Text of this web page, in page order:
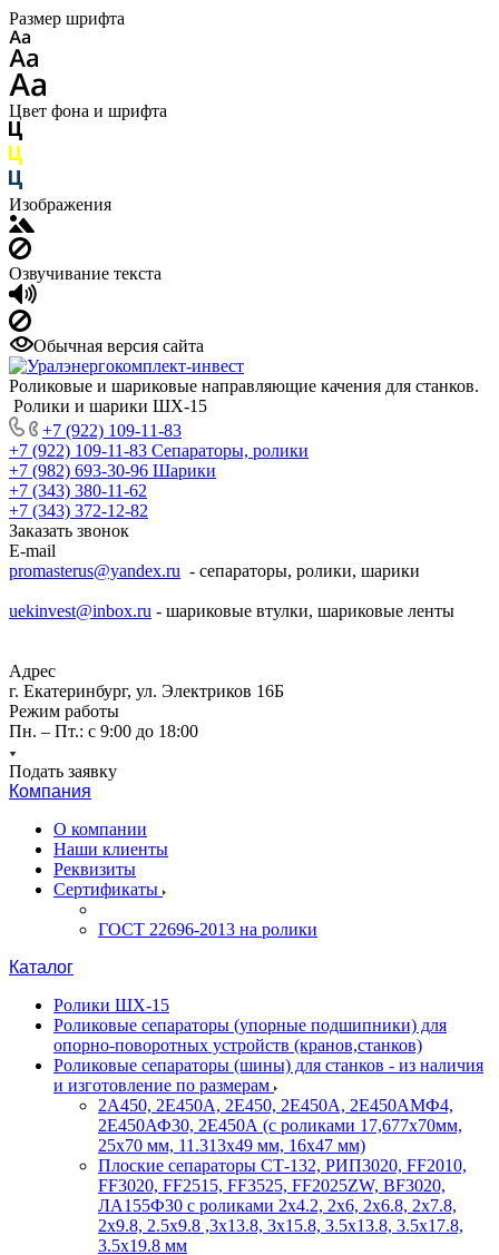
Размер шрифта
Цвет фона и шрифта
Изображения
Озвучивание текста
Обычная версия сайта
Роликовые и шариковые направляющие качения для станков.
Ролики и шарики ШХ-15
+7 (922) 109-11-83
+7 (922) 109-11-83 Сепараторы, ролики
+7 (982) 693-30-96 Шарики
+7 (343) 380-11-62
+7 (343) 372-12-82
Заказать звонок
E-mail
promasterus@yandex.ru - сепараторы, ролики, шарики
uekinvest@inbox.ru - шариковые втулки, шариковые ленты
Адрес
г. Екатеринбург, ул. Электриков 16Б
Режим работы
Пн. – Пт.: с 9:00 до 18:00
Подать заявку
Компания
О компании
Наши клиенты
Реквизиты
Сертификаты
ГОСТ 22696-2013 на ролики
Каталог
Ролики ШХ-15
Роликовые сепараторы (упорные подшипники) для
опорно-поворотных устройств (кранов,станков)
Роликовые сепараторы (шины) для станков - из наличия
и изготовление по размерам
2А450, 2Е450А, 2Е450, 2Е450А, 2Е450АМФ4,
2Е450АФ30, 2Е450А (с роликами 17,677х70мм,
25х70 мм, 11.313х49 мм, 16х47 мм)
Плоские сепараторы СТ-132, РИП3020, FF2010,
FF3020, FF2515, FF3525, FF2025ZW, BF3020,
ЛА155Ф30 с роликами 2х4.2, 2х6, 2х6.8, 2х7.8,
2х9.8, 2.5х9.8 ,3х13.8, 3х15.8, 3.5х13.8, 3.5х17.8,
3.5х19.8 мм